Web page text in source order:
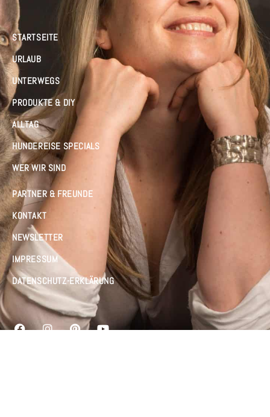
STARTSEITE
URLAUB
UNTERWEGS
PRODUKTE & DIY
ALLTAG
HUNDEREISE SPECIALS
WER WIR SIND
PARTNER & FREUNDE
KONTAKT
NEWSLETTER
IMPRESSUM
DATENSCHUTZ-ERKLÄRUNG